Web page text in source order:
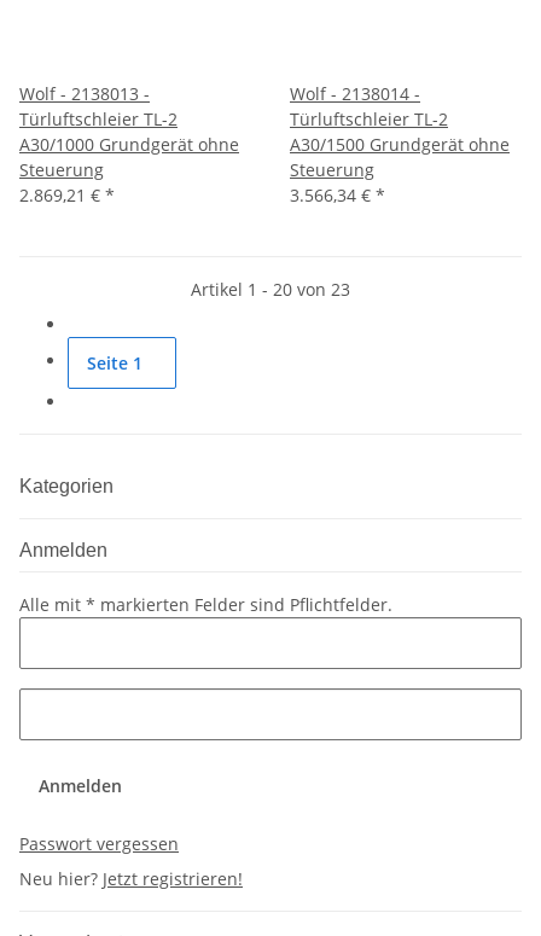
Wolf - 2138013 -
Türluftschleier TL-2
A30/1000 Grundgerät ohne
Steuerung
2.869,21 € *
Wolf - 2138014 -
Türluftschleier TL-2
A30/1500 Grundgerät ohne
Steuerung
3.566,34 € *
Artikel 1 - 20 von 23
Seite 1
Kategorien
Anmelden
Alle mit * markierten Felder sind Pflichtfelder.
Anmelden
Passwort vergessen
Neu hier? Jetzt registrieren!